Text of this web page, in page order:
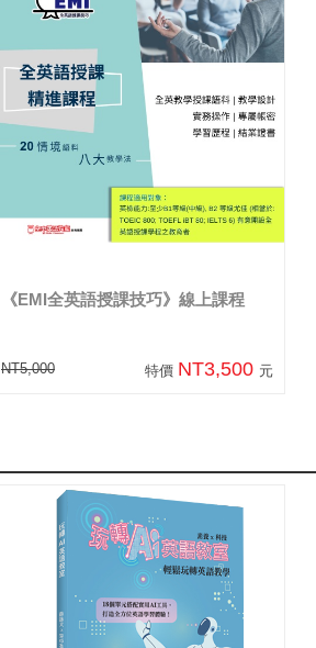
《EMI全英語授課技巧》線上課程
NT5,000 特價 NT3,500 元